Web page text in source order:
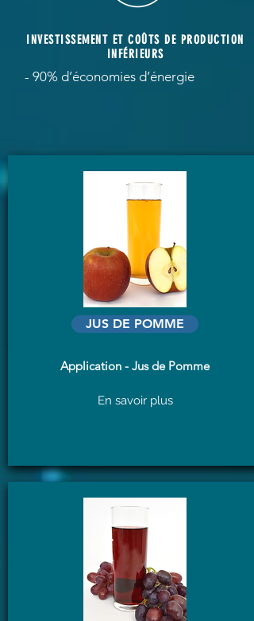
INVESTISSEMENT ET COÛTS DE PRODUCTION
INFÉRIEURS
- 90% d’économies d’énergie
JUS DE POMME
Application - Jus de Pomme
En savoir plus